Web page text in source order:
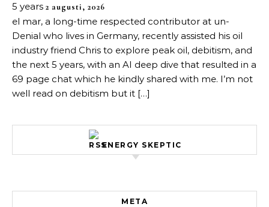
5 years 2 augusti, 2026
el mar, a long-time respected contributor at un-
Denial who lives in Germany, recently assisted his oil
industry friend Chris to explore peak oil, debitism, and
the next 5 years, with an AI deep dive that resulted in a
69 page chat which he kindly shared with me. I’m not
well read on debitism but it […]
ENERGY SKEPTIC
META